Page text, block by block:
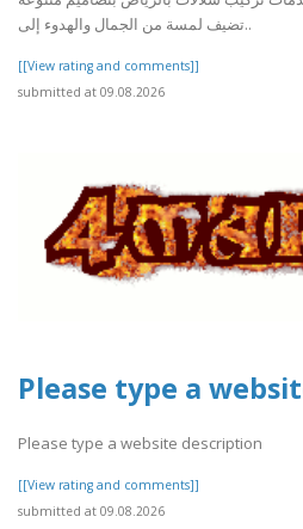
تضيف لمسة من الجمال والهدوء إلى..
[[View rating and comments]]
submitted at 09.08.2026
Please type a
Please type a website description
[[View rating and comments]]
submitted at 09.08.2026